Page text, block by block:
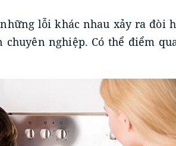
lỗi khác nhau xảy ra đòi
nghiệp. Có thể điểm